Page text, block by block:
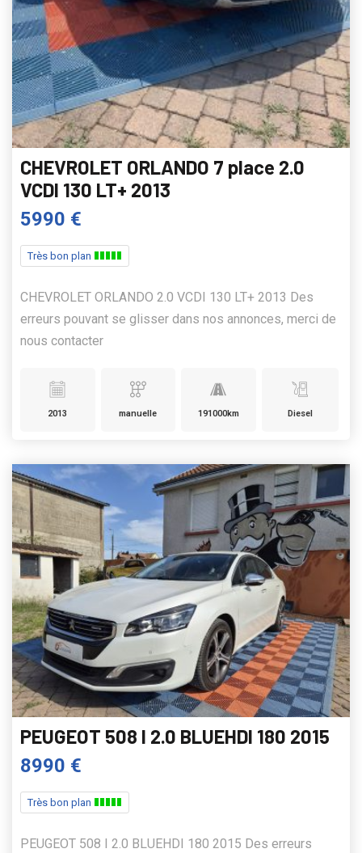
CHEVROLET ORLANDO 7 place 2.0
VCDI 130 LT+ 2013
5990 €
Très bon plan
CHEVROLET ORLANDO 2.0 VCDI 130 LT+ 2013 Des
erreurs pouvant se glisser dans nos annonces, merci de
nous contacter
2013 manuelle 191000km Diesel
PEUGEOT 508 I 2.0 BLUEHDI 180 2015
8990 €
Très bon plan
PEUGEOT 508 I 2.0 BLUEHDI 180 2015 Des erreurs